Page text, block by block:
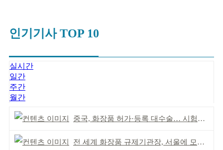
인기기사 TOP 10
실시간
일간
주간
월간
중국, 화장품 허가·등록 대수술… 시험자료 공용 허용
전 세계 화장품 규제기관장, 서울에 모인다